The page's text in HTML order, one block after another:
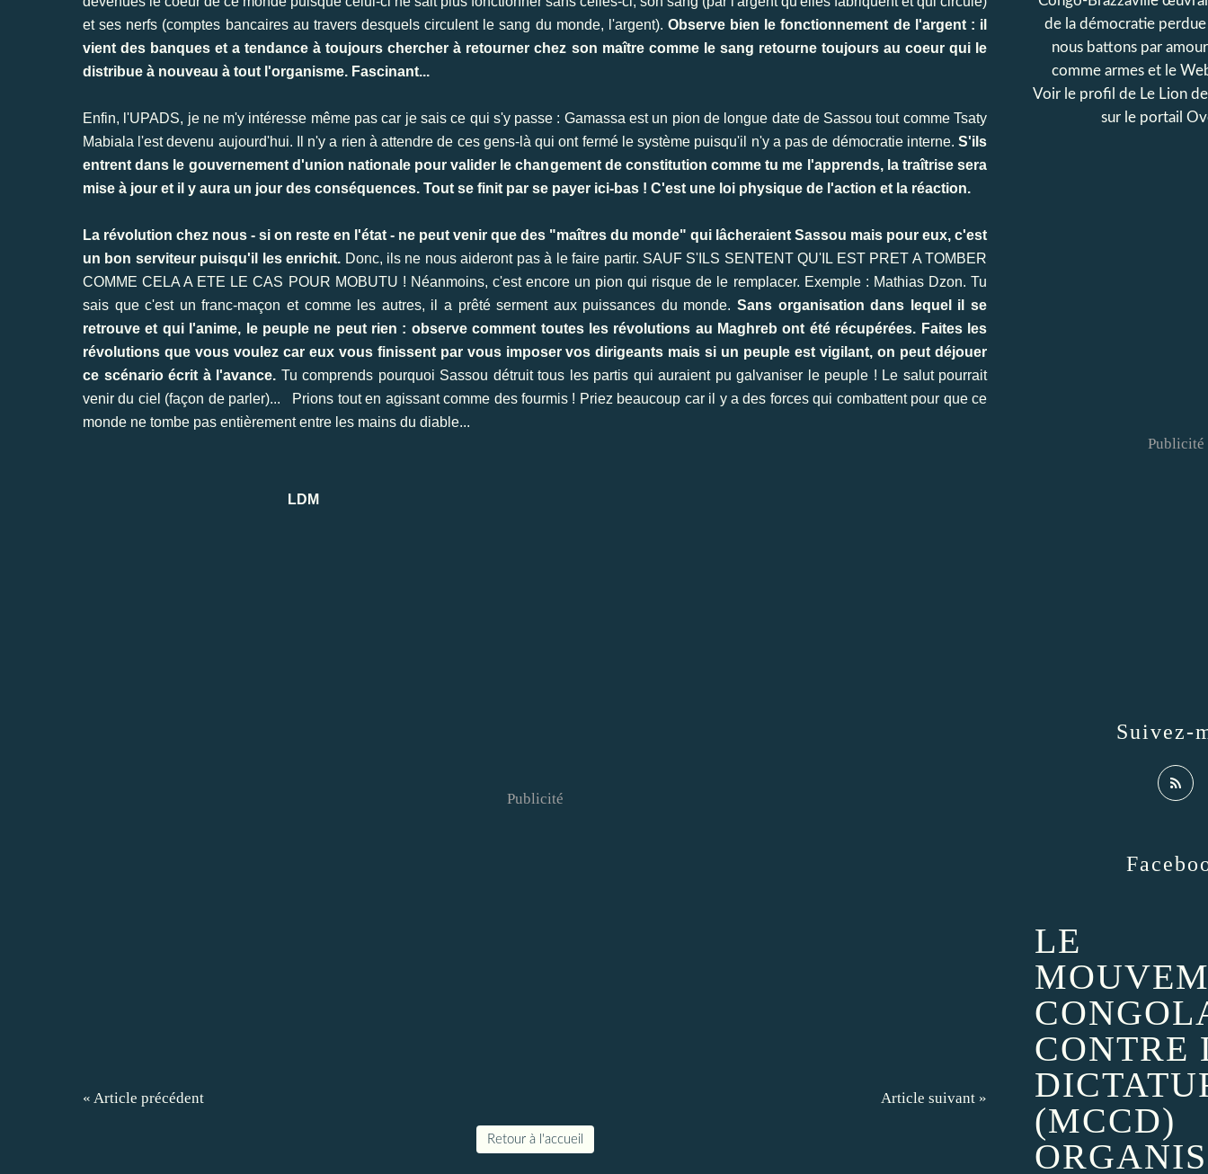
et ses nerfs (comptes bancaires au travers desquels circulent le sang du monde, l'argent). Observe bien le fonctionnement de l'argent : il
vient des banques et a tendance à toujours chercher à retourner chez son maître comme le sang retourne toujours au coeur qui le
distribue à nouveau à tout l'organisme. Fascinant...
Enfin, l'UPADS, je ne m'y intéresse même pas car je sais ce qui s'y passe : Gamassa est un pion de longue date de Sassou tout comme Tsaty
Mabiala l'est devenu aujourd'hui. Il n'y a rien à attendre de ces gens-là qui ont fermé le système puisqu'il n'y a pas de démocratie interne. S'ils
entrent dans le gouvernement d'union nationale pour valider le changement de constitution comme tu me l'apprends, la traîtrise sera
mise à jour et il y aura un jour des conséquences. Tout se finit par se payer ici-bas ! C'est une loi physique de l'action et la réaction.
La révolution chez nous - si on reste en l'état - ne peut venir que des "maîtres du monde" qui lâcheraient Sassou mais pour eux, c'est
un bon serviteur puisqu'il les enrichit. Donc, ils ne nous aideront pas à le faire partir. SAUF S'ILS SENTENT QU'IL EST PRET A TOMBER
COMME CELA A ETE LE CAS POUR MOBUTU ! Néanmoins, c'est encore un pion qui risque de le remplacer. Exemple : Mathias Dzon. Tu
sais que c'est un franc-maçon et comme les autres, il a prêté serment aux puissances du monde.Sans organisation dans lequel il se
retrouve et qui l'anime, le peuple ne peut rien : observe comment toutes les révolutions au Maghreb ont été récupérées. Faites les
révolutions que vous voulez car eux vous finissent par vous imposer vos dirigeants mais si un peuple est vigilant, on peut déjouer
ce scénario écrit à l'avance. Tu comprends pourquoi Sassou détruit tous les partis qui auraient pu galvaniser le peuple ! Le salut pourrait
venir du ciel (façon de parler)... Prions tout en agissant comme des fourmis ! Priez beaucoup car il y a des forces qui combattent pour que ce
monde ne tombe pas entièrement entre les mains du diable...
LDM
Publicité
« Article précédent Article suivant »
Retour à l'accueil
de la démocratie
nous battons par
comme armes et le
Voir le profil de Le Lion
sur le portail
Suivez-
LE
CONTRE
(MCCD)
Publicité